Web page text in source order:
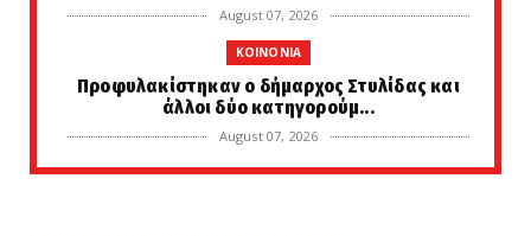
August 07, 2026
KOINONIA
Προφυλακίστηκαν ο δήμαρχος Στυλίδας και
άλλοι δύο κατηγορούμ...
August 07, 2026
KOINONIA